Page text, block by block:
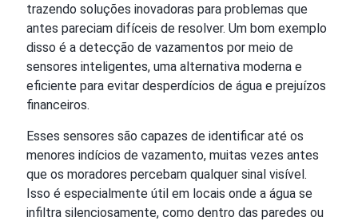
trazendo soluções inovadoras para problemas que
antes pareciam difíceis de resolver. Um bom exemplo
disso é a detecção de vazamentos por meio de
sensores inteligentes, uma alternativa moderna e
eficiente para evitar desperdícios de água e prejuízos
financeiros.
Esses sensores são capazes de identificar até os
menores indícios de vazamento, muitas vezes antes
que os moradores percebam qualquer sinal visível.
Isso é especialmente útil em locais onde a água se
infiltra silenciosamente, como dentro das paredes ou